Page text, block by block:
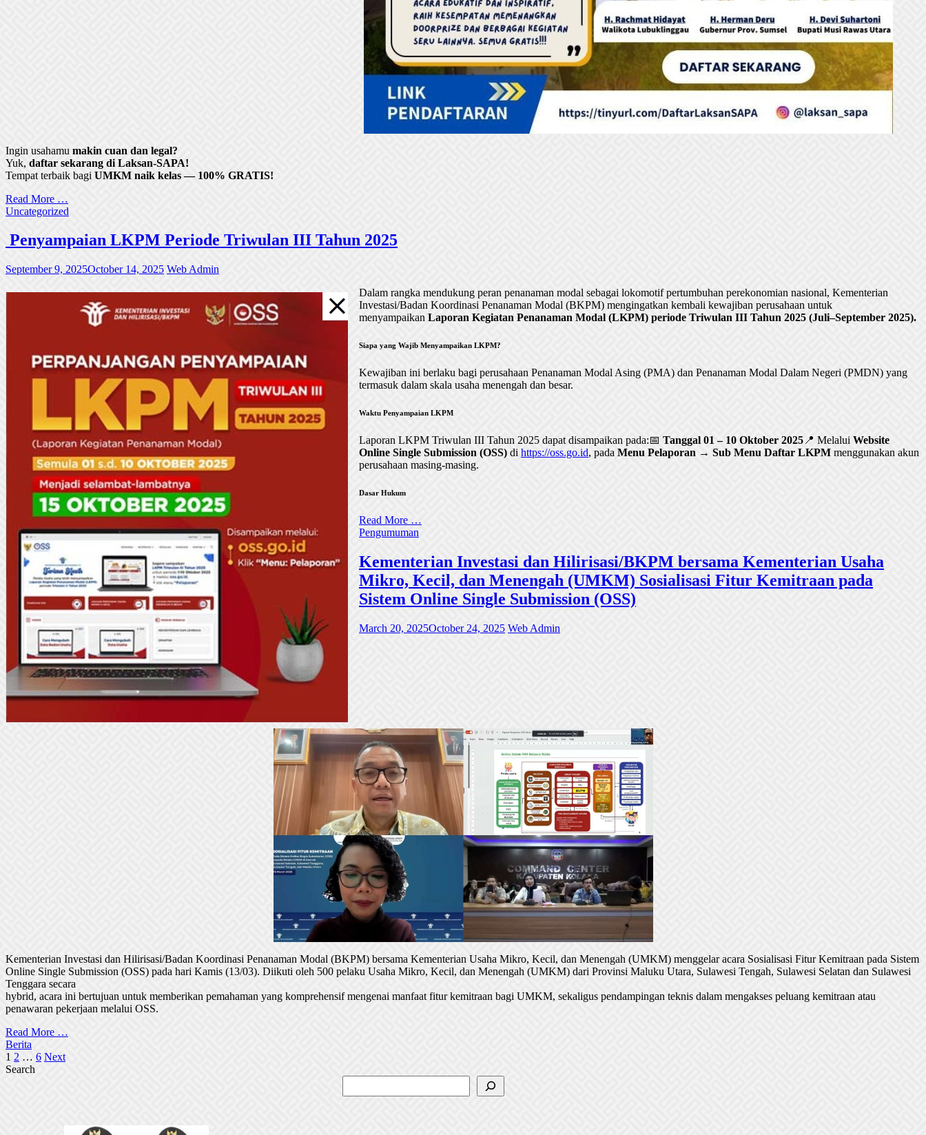
Ingin usahamu makin cuan dan legal?
Yuk, daftar sekarang di Laksan-SAPA!
Tempat terbaik bagi UMKM naik kelas — 100% GRATIS!
Read More …
Uncategorized
Penyampaian LKPM Periode Triwulan III Tahun 2025
September 9, 2025October 14, 2025 Web Admin
Dalam rangka mendukung peran penanaman modal sebagai lokomotif pertumbuhan perekonomian nasional, Kementerian
Investasi/Badan Koordinasi Penanaman Modal (BKPM) mengingatkan kembali kewajiban perusahaan untuk
menyampaikan Laporan Kegiatan Penanaman Modal (LKPM) periode Triwulan III Tahun 2025 (Juli–September 2025).
Siapa yang Wajib Menyampaikan LKPM?
Kewajiban ini berlaku bagi perusahaan Penanaman Modal Asing (PMA) dan Penanaman Modal Dalam Negeri (PMDN) yang
termasuk dalam skala usaha menengah dan besar.
Waktu Penyampaian LKPM
Laporan LKPM Triwulan III Tahun 2025 dapat disampaikan pada:📅 Tanggal 01 – 10 Oktober 2025 📍 Melalui Website
Online Single Submission (OSS) di https://oss.go.id, pada Menu Pelaporan → Sub Menu Daftar LKPM menggunakan akun
perusahaan masing-masing.
Dasar Hukum
Read More …
Pengumuman
Kementerian Investasi dan Hilirisasi/BKPM bersama Kementerian Usaha
Mikro, Kecil, dan Menengah (UMKM) Sosialisasi Fitur Kemitraan pada
Sistem Online Single Submission (OSS)
March 20, 2025October 24, 2025 Web Admin
Kementerian Investasi dan Hilirisasi/Badan Koordinasi Penanaman Modal (BKPM) bersama Kementerian Usaha Mikro, Kecil, dan Menengah (UMKM) menggelar acara Sosialisasi Fitur Kemitraan pada Sistem
Online Single Submission (OSS) pada hari Kamis (13/03). Diikuti oleh 500 pelaku Usaha Mikro, Kecil, dan Menengah (UMKM) dari Provinsi Maluku Utara, Sulawesi Tengah, Sulawesi Selatan dan Sulawesi
Tenggara secara
hybrid, acara ini bertujuan untuk memberikan pemahaman yang komprehensif mengenai manfaat fitur kemitraan bagi UMKM, sekaligus pendampingan teknis dalam mengakses peluang kemitraan atau
penawaran pekerjaan melalui OSS.
Read More …
Berita
Posts
pagination
1 2 … 6 Next
Search